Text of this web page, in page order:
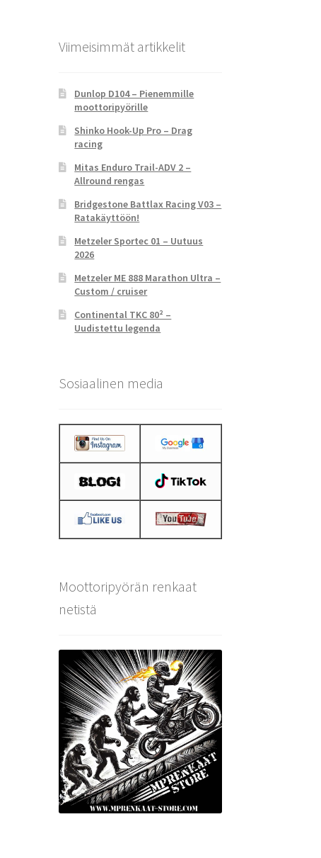
Viimeisimmät artikkelit
Dunlop D104 – Pienemmille
moottoripyörille
Shinko Hook-Up Pro – Drag
racing
Mitas Enduro Trail-ADV 2 –
Allround rengas
Bridgestone Battlax Racing V03 –
Ratakäyttöön!
Metzeler Sportec 01 – Uutuus
2026
Metzeler ME 888 Marathon Ultra –
Custom / cruiser
Continental TKC 80² –
Uudistettu legenda
Sosiaalinen media
Moottoripyörän renkaat
netistä